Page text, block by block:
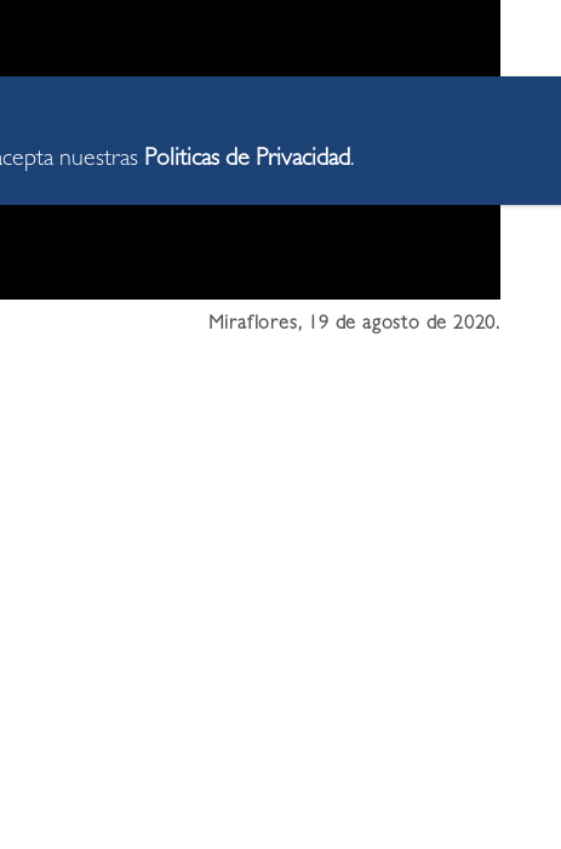
Miraflores, 19 de agosto de 2020.
nuestras Politicas de Privacidad.